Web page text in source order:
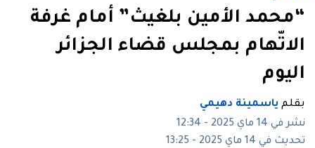
“محمد الأمين بلغيث” أمام غرفة
الاتّهام بمجلس قضاء الجزائر
اليوم
بقلم ياسمينة دهيمي
نشر في 14 ماي 2025 - 12:34
تحديث في 14 ماي 2025 - 13:25